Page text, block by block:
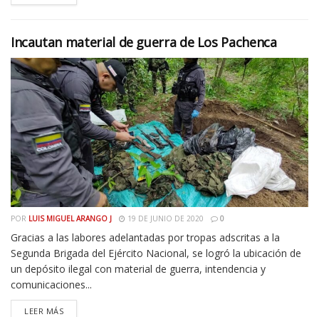
Incautan material de guerra de Los Pachenca
POR LUIS MIGUEL ARANGO J 19 DE JUNIO DE 2020 0
Gracias a las labores adelantadas por tropas adscritas a la
Segunda Brigada del Ejército Nacional, se logró la ubicación de
un depósito ilegal con material de guerra, intendencia y
comunicaciones...
LEER MÁS